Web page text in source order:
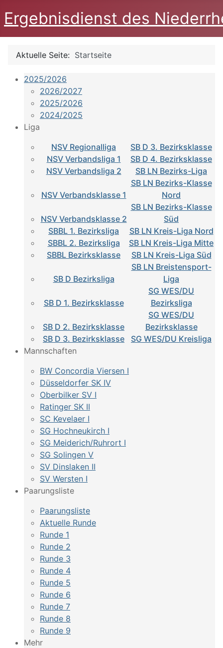
Ergebnisdienst des
Aktuelle Seite: Startseite
2025/2026
2026/2027
2025/2026
2024/2025
Liga
NSV Regionalliga
SB D 3. Bezirksklasse
NSV Verbandsliga 1
SB D 4. Bezirksklasse
NSV Verbandsliga 2
SB LN Bezirks-Liga
NSV Verbandsklasse 1
SB LN Bezirks-Klasse
Nord
NSV Verbandsklasse 2
SB LN Bezirks-Klasse
Süd
SBBL 1. Bezirksliga
SB LN Kreis-Liga Nord
SBBL 2. Bezirksliga
SB LN Kreis-Liga Mitte
SBBL Bezirksklasse
SB LN Kreis-Liga Süd
SB D Bezirksliga
SB LN Breistensport-
Liga
SB D 1. Bezirksklasse
SG WES/DU
Bezirksliga
SB D 2. Bezirksklasse
SG WES/DU
Bezirksklasse
SB D 3. Bezirksklasse
SG WES/DU Kreisliga
Mannschaften
BW Concordia Viersen I
Düsseldorfer SK IV
Oberbilker SV I
Ratinger SK II
SC Kevelaer I
SG Hochneukirch I
SG Meiderich/Ruhrort I
SG Solingen V
SV Dinslaken II
SV Wersten I
Paarungsliste
Paarungsliste
Aktuelle Runde
Runde 1
Runde 2
Runde 3
Runde 4
Runde 5
Runde 6
Runde 7
Runde 8
Runde 9
Mehr